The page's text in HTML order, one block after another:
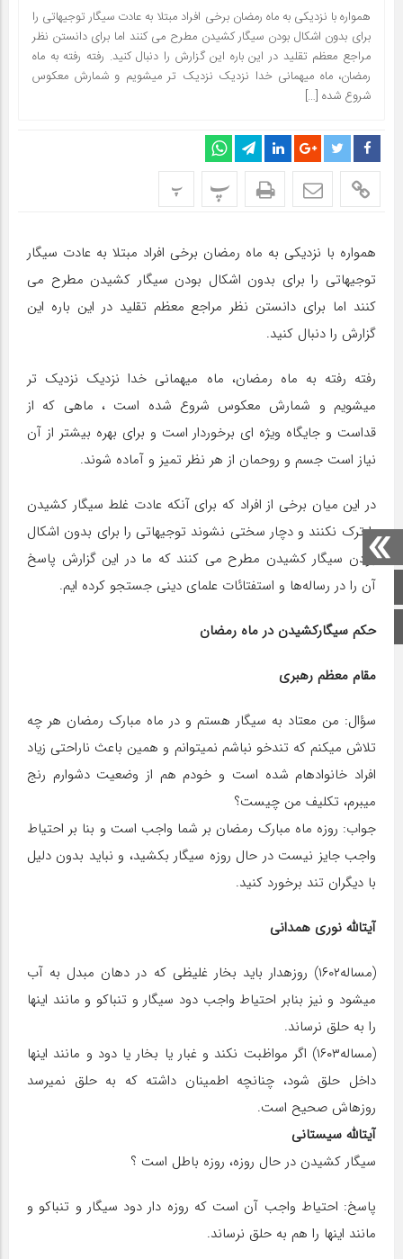
صفحه اصلی
اینستاگرام
همواره با نزدیکی به ماه رمضان برخی افراد مبتلا به عادت سیگار توجیهاتی را
برای بدون اشکال بودن سیگار کشیدن مطرح می کنند اما برای دانستن نظر
مراجع معظم تقلید در این باره این گزارش را دنبال کنید. رفته رفته به ماه
رمضان، ماه میهمانی خدا نزدیک نزدیک تر میشویم و شمارش معکوس
شروع شده […]
پ پ
همواره با نزدیکی به ماه رمضان برخی افراد مبتلا به عادت سیگار
توجیهاتی را برای بدون اشکال بودن سیگار کشیدن مطرح می
کنند اما برای دانستن نظر مراجع معظم تقلید در این باره این
گزارش را دنبال کنید.
رفته رفته به ماه رمضان، ماه میهمانی خدا نزدیک نزدیک تر
میشویم و شمارش معکوس شروع شده است ، ماهی که از
قداست و جایگاه ویژه ای برخوردار است و برای بهره بیشتر از آن
نیاز است جسم و روحمان از هر نظر تمیز و آماده شوند.
در این میان برخی از افراد که برای آنکه عادت غلط سیگار کشیدن
را ترک نکنند و دچار سختی نشوند توجیهاتی را برای بدون اشکال
بودن سیگار کشیدن مطرح می کنند که ما در این گزارش پاسخ
آن را در رساله‌ها و استفتائات علمای دینی جستجو کرده ایم.
حکم سیگارکشیدن در ماه رمضان
مقام معظم رهبری
سؤال: من معتاد به سیگار هستم و در ماه مبارک رمضان هر چه
تلاش می‎کنم که تندخو نباشم نمی‎توانم و همین باعث ناراحتی زیاد
افراد خانواده‎ام شده است و خودم هم از وضعیت دشوارم رنج
می‎‏برم، تکلیف من چیست؟
جواب: روزه ماه مبارک رمضان بر شما واجب است و بنا بر احتیاط
واجب جایز نیست در حال روزه سیگار بکشید، و نباید بدون دلیل
با دیگران تند برخورد کنید.
آیت‎الله نوری همدانی
(مساله۱۶۰۲) روزه‎دار باید بخار غلیظی که در دهان مبدل به آب
می‎شود و نیز بنابر احتیاط واجب دود سیگار و تنباکو و مانند اینها
را به حلق نرساند.
(مساله۱۶۰۳) اگر مواظبت نکند و غبار یا بخار یا دود و مانند اینها
داخل حلق شود، چنانچه اطمینان داشته که به حلق نمی‎رسد
روزه‎اش صحیح است.
آیت‎الله سیستانی
سیگار کشیدن در حال روزه، روزه باطل است ؟
پاسخ: احتیاط واجب آن است که روزه دار دود سیگار و تنباکو و
مانند اینها را هم به حلق نرساند.